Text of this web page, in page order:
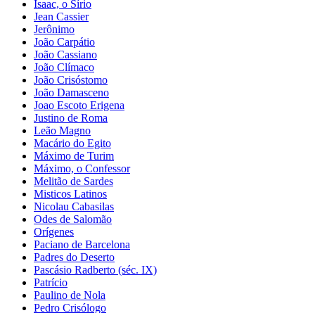
Isaac, o Sírio
Jean Cassier
Jerônimo
João Carpátio
João Cassiano
João Clímaco
João Crisóstomo
João Damasceno
Joao Escoto Erigena
Justino de Roma
Leão Magno
Macário do Egito
Máximo de Turim
Máximo, o Confessor
Melitão de Sardes
Misticos Latinos
Nicolau Cabasilas
Odes de Salomão
Orígenes
Paciano de Barcelona
Padres do Deserto
Pascásio Radberto (séc. IX)
Patrício
Paulino de Nola
Pedro Crisólogo